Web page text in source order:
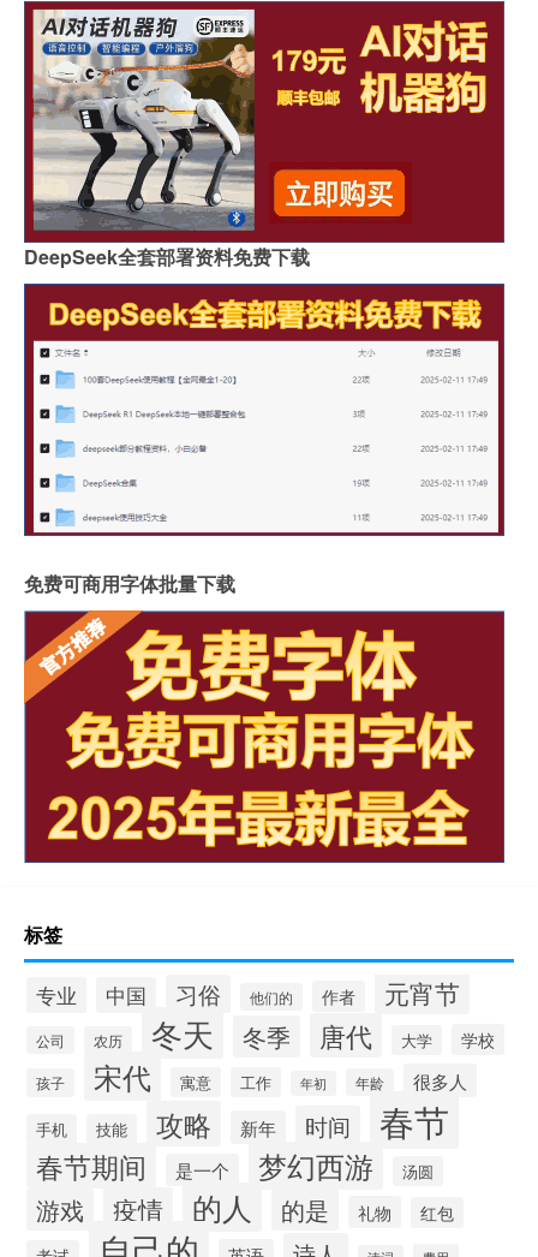
DeepSeek全套部署资料免费下载
免费可商用字体批量下载
标签
专业 中国 习俗 他们的 作者 元宵节
公司 农历 冬天 冬季 唐代 大学 学校
孩子 宋代 寓意 工作 年初 年龄 很多人
手机 技能 攻略 新年 时间 春节
春节期间 是一个 梦幻西游 汤圆
游戏 疫情 的人 的是 礼物
红包